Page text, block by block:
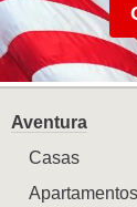
Aventura
Casas
Apartamentos